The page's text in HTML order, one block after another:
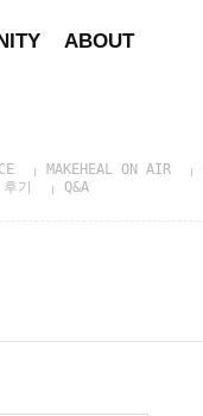
ABOUT
MAKEHEAL ON AIR
기 Q&A